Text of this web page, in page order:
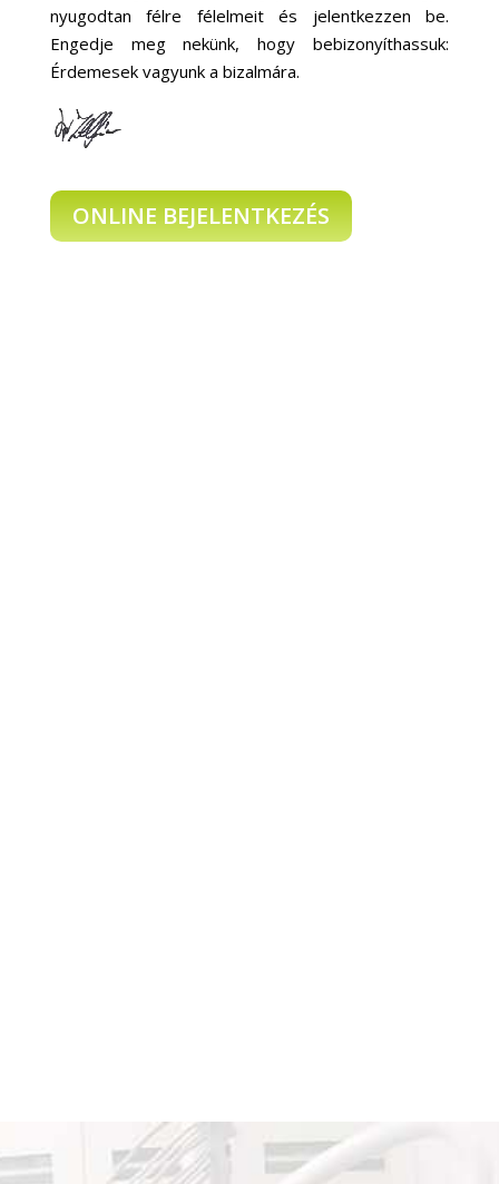
nyugodtan félre félelmeit és jelentkezzen be.
Engedje meg nekünk, hogy bebizonyíthassuk:
Érdemesek vagyunk a bizalmára.
ONLINE BEJELENTKEZÉS